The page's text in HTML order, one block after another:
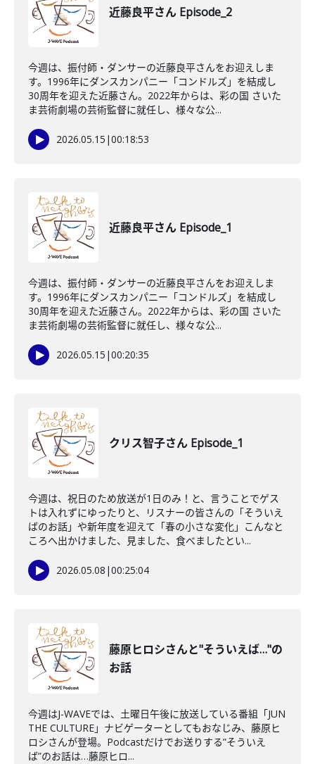
近藤良平さん Episode_2
今週は、振付師・ダンサーの近藤良平さんをお迎えしま
す。1996年にダンスカンパニー「コンドルズ」を結成し
30周年を迎えた近藤さん。2022年からは、彩の国 さいた
ま芸術劇場の芸術監督に就任し、様々な公...
2026.05.15 |00:18:53
近藤良平さん Episode_1
今週は、振付師・ダンサーの近藤良平さんをお迎えしま
す。1996年にダンスカンパニー「コンドルズ」を結成し
30周年を迎えた近藤さん。2022年からは、彩の国 さいた
ま芸術劇場の芸術監督に就任し、様々な公...
2026.05.15 |00:20:35
クリス智子さん Episode_1
今週は、祝日のため放送が1日のみ！と、言うことでゲス
トは入れずにゆったりと、リスナーの皆さんの「そういえ
ばのお話」や新年度を迎えて「春の小さな変化」こんなと
ころへ出かけました、見ました、食べましたとい...
2026.05.08 |00:25:04
藤原ヒロシさんと"そういえば…"の
お話
今週はJ-WAVEでは、土曜日午後に放送している番組「JUN
THE CULTURE」ナビゲーターとしてもおなじみ、藤原ヒ
ロシさんが登場。Podcastだけでお送りする”そういえ
ば”のお話は…藤原ヒロ...